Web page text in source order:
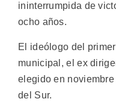
ininterrumpida de
ocho años.
El ideólogo del
municipal, el ex
elegido en
del Sur.